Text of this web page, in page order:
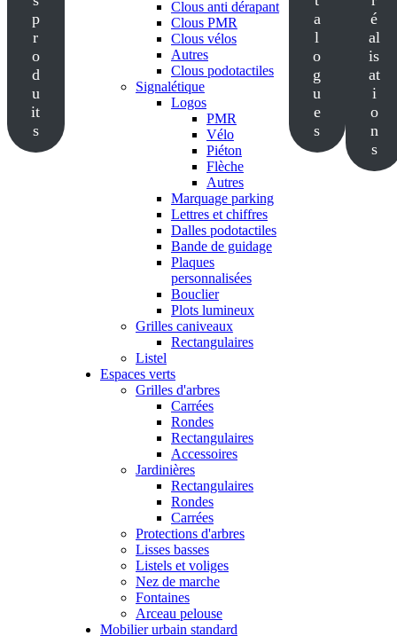
p
r
o
d
u
it
s
Clous anti dérapant
Clous PMR
Clous vélos
Autres
Clous podotactiles
Signalétique
Logos
PMR
Vélo
Piéton
Flèche
Autres
Marquage parking
Lettres et chiffres
Dalles podotactiles
Bande de guidage
Plaques
personnalisées
Bouclier
Plots lumineux
Grilles caniveaux
Rectangulaires
Listel
Espaces verts
Grilles d'arbres
Carrées
Rondes
Rectangulaires
Accessoires
Jardinières
Rectangulaires
Rondes
Carrées
Protections d'arbres
Lisses basses
Listels et voliges
Nez de marche
Fontaines
Arceau pelouse
Mobilier urbain standard
a
l
o
g
u
e
s
é
al
is
at
i
o
n
s